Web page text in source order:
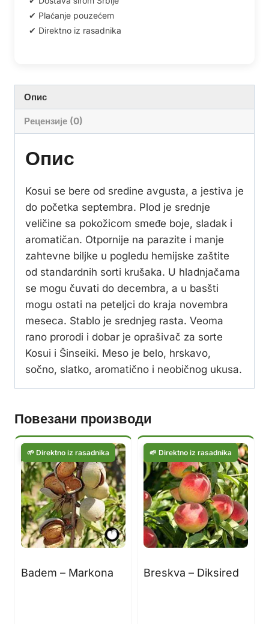
Опис
Рецензије (0)
Опис
Kosui se bere od sredine avgusta, a jestiva je
do početka septembra. Plod je srednje
veličine sa pokožicom smeđe boje, sladak i
aromatičan. Otpornije na parazite i manje
zahtevne biljke u pogledu hemijske zaštite
od standardnih sorti krušaka. U hladnjačama
se mogu čuvati do decembra, a u basšti
mogu ostati na peteljci do kraja novembra
meseca. Stablo je srednjeg rasta. Veoma
rano prorodi i dobar je oprašivač za sorte
Kosui i Šinseiki. Meso je belo, hrskavo,
sočno, slatko, aromatično i neobičnog ukusa.
Повезани производи
Badem – Markona Breskva – Diksired